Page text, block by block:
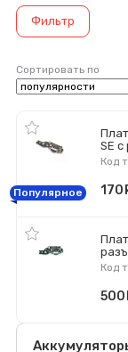
Фильтр
Сортировать по
SE
Код
Популярное 170
Код
500